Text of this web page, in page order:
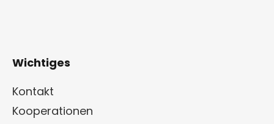
Wichtiges
Kontakt
Kooperationen